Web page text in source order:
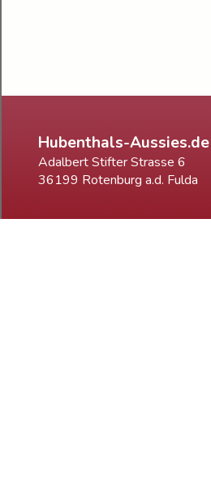
Hubenthals-Aussies.de
Adalbert Stifter Strasse 6
36199 Rotenburg a.d. Fulda